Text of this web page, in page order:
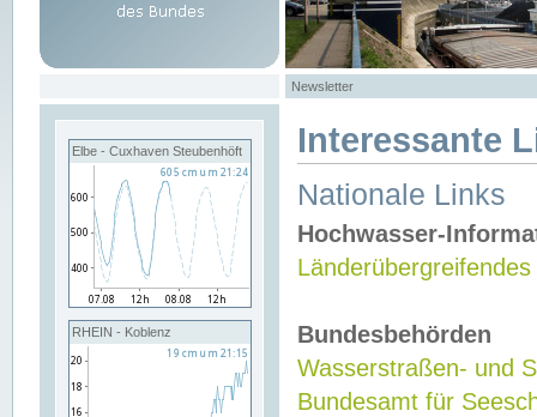
Newsletter
Elbe - Cuxhaven Steubenhöft
RHEIN - Koblenz
Interessante
Nationale Links
Hochwasser-
Bundesbehörden
Wasserstraßen- und
Bundesamt für